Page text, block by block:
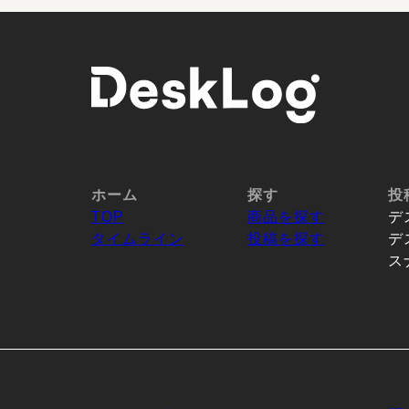
ホーム
TOP
タイムライン
探す
商品を探す
投稿を探す
投
デ
デ
ス